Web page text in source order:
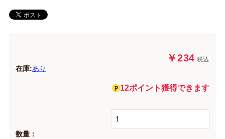
￥234 税込
在庫:あり
12ポイント獲得できます
数量：